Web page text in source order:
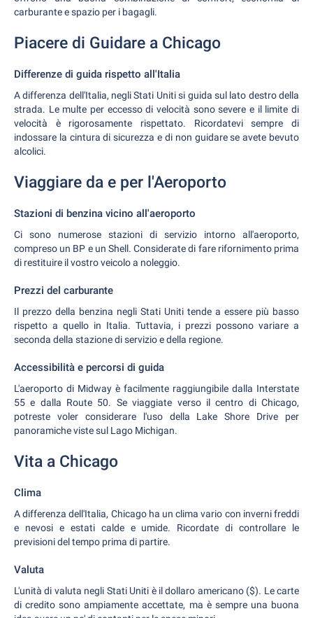
carburante e spazio per i bagagli.
Piacere di Guidare a Chicago
Differenze di guida rispetto all'Italia
A differenza dell'Italia, negli Stati Uniti si guida sul lato destro della
strada. Le multe per eccesso di velocità sono severe e il limite di
velocità è rigorosamente rispettato. Ricordatevi sempre di
indossare la cintura di sicurezza e di non guidare se avete bevuto
alcolici.
Viaggiare da e per l'Aeroporto
Stazioni di benzina vicino all'aeroporto
Ci sono numerose stazioni di servizio intorno all'aeroporto,
compreso un BP e un Shell. Considerate di fare rifornimento prima
di restituire il vostro veicolo a noleggio.
Prezzi del carburante
Il prezzo della benzina negli Stati Uniti tende a essere più basso
rispetto a quello in Italia. Tuttavia, i prezzi possono variare a
seconda della stazione di servizio e della regione.
Accessibilità e percorsi di guida
L'aeroporto di Midway è facilmente raggiungibile dalla Interstate
55 e dalla Route 50. Se viaggiate verso il centro di Chicago,
potreste voler considerare l'uso della Lake Shore Drive per
panoramiche viste sul Lago Michigan.
Vita a Chicago
Clima
A differenza dell'Italia, Chicago ha un clima vario con inverni freddi
e nevosi e estati calde e umide. Ricordate di controllare le
previsioni del tempo prima di partire.
Valuta
L'unità di valuta negli Stati Uniti è il dollaro americano ($). Le carte
di credito sono ampiamente accettate, ma è sempre una buona